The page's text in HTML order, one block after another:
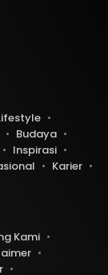
Budaya
Inspirasi
Karier
Kami